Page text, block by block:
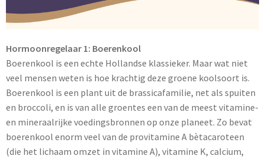
Hormoonregelaar 1: Boerenkool
Boerenkool is een echte Hollandse klassieker. Maar wat niet
veel mensen weten is hoe krachtig deze groene koolsoort is.
Boerenkool is een plant uit de brassicafamilie, net als spuiten
en broccoli, en is van alle groentes een van de meest vitamine-
en mineraalrijke voedingsbronnen op onze planeet. Zo bevat
boerenkool enorm veel van de provitamine A bètacaroteen
(die het lichaam omzet in vitamine A), vitamine K, calcium,